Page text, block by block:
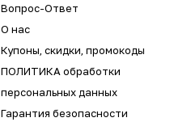
Вопрос-Ответ
О нас
Купоны, скидки, промокоды
ПОЛИТИКА обработки
персональных данных
Гарантия безопасности